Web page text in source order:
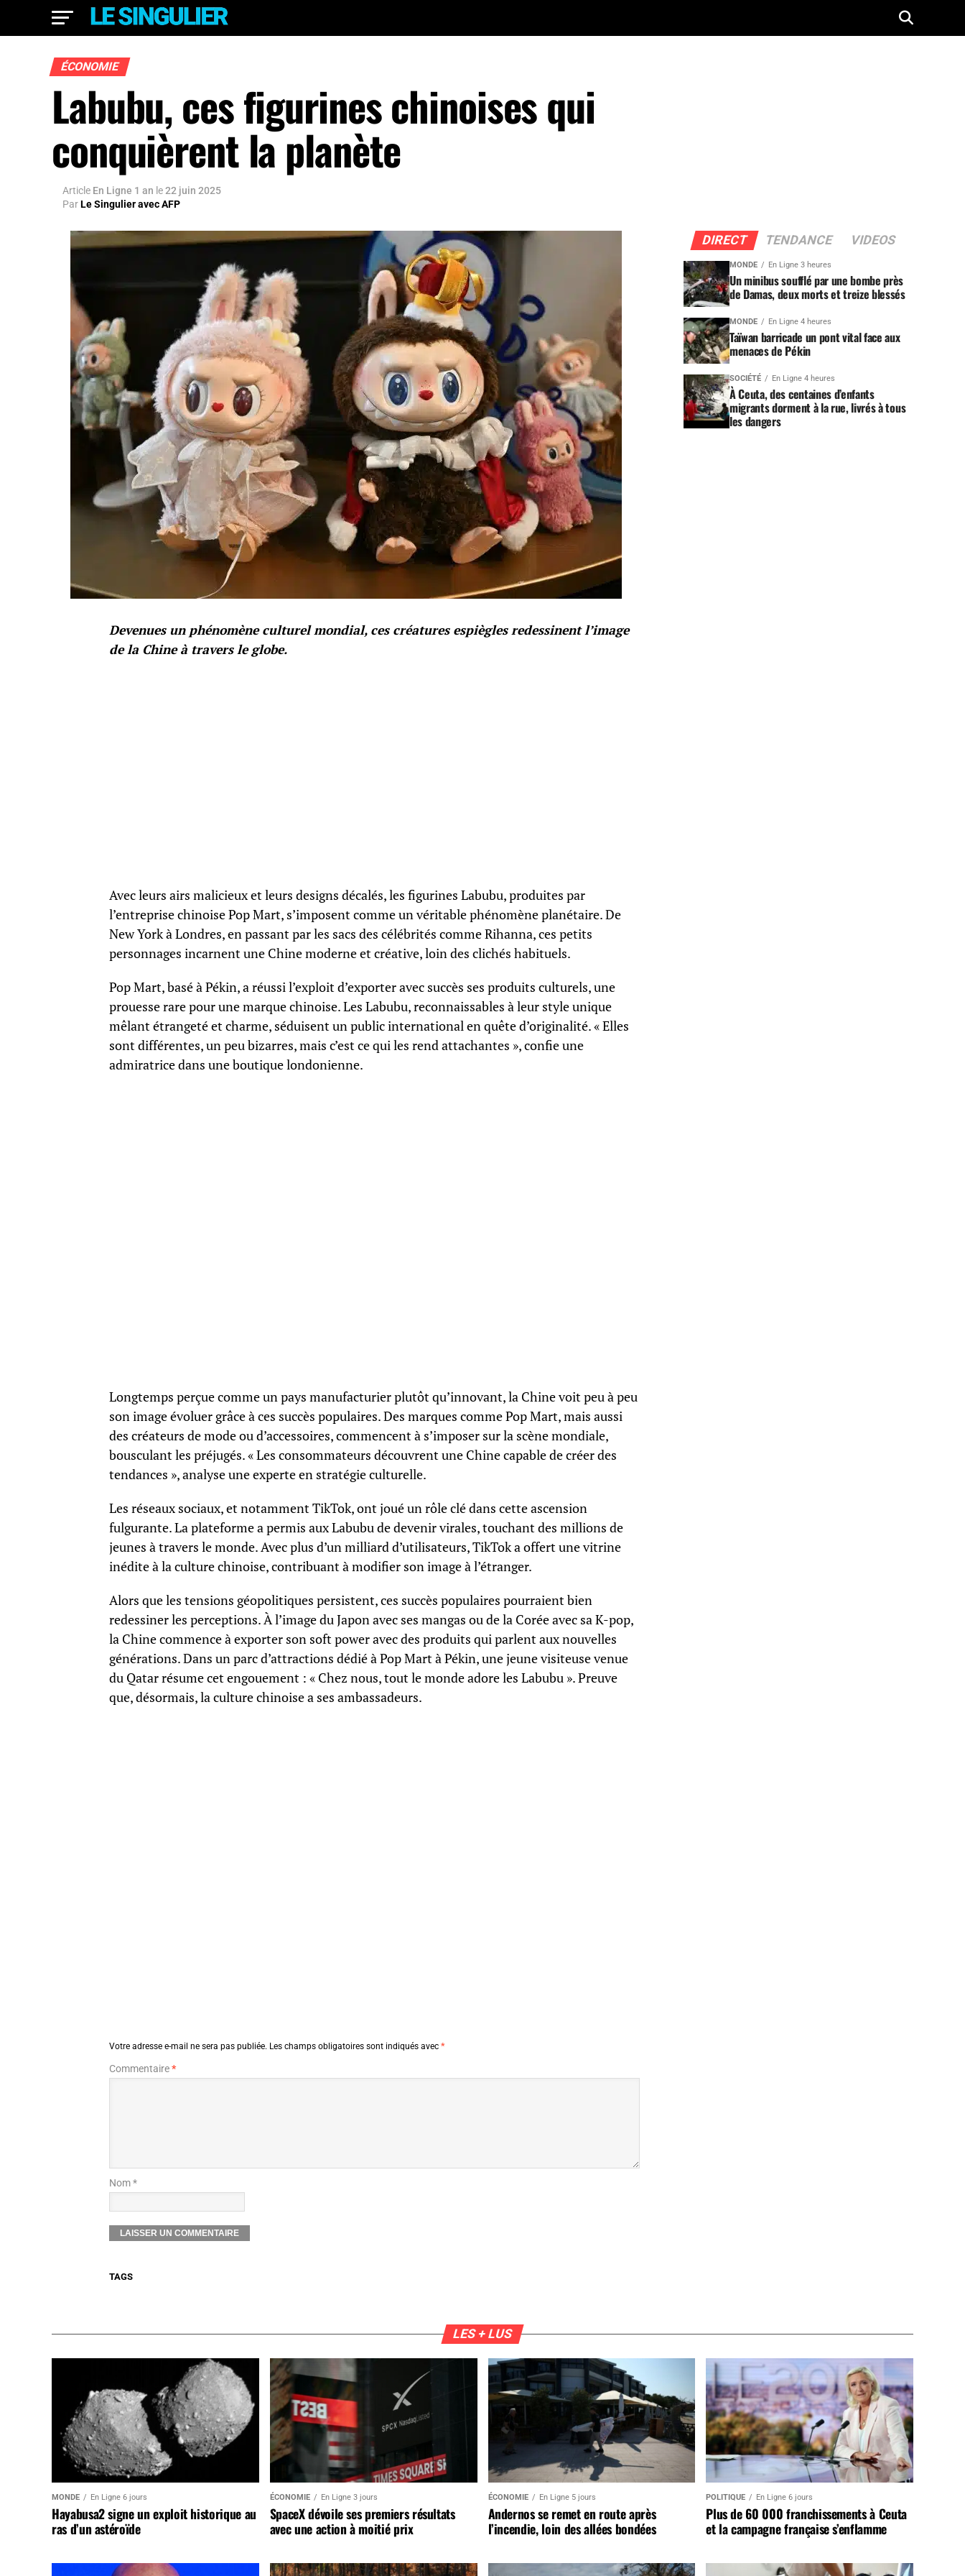
ÉCONOMIE
Labubu, ces figurines chinoises qui
conquièrent la planète
Article En Ligne 1 an le22 juin 2025
ParLe Singulier avec AFP
Devenues un phénomène culturel mondial, ces créatures espiègles redessinent l’image
de la Chine à travers le globe.
Avec leurs airs malicieux et leurs designs décalés, les figurines Labubu, produites par
l’entreprise chinoise Pop Mart, s’imposent comme un véritable phénomène planétaire. De
New York à Londres, en passant par les sacs des célébrités comme Rihanna, ces petits
personnages incarnent une Chine moderne et créative, loin des clichés habituels.
Pop Mart, basé à Pékin, a réussi l’exploit d’exporter avec succès ses produits culturels, une
prouesse rare pour une marque chinoise. Les Labubu, reconnaissables à leur style unique
mêlant étrangeté et charme, séduisent un public international en quête d’originalité. « Elles
sont différentes, un peu bizarres, mais c’est ce qui les rend attachantes », confie une
admiratrice dans une boutique londonienne.
Longtemps perçue comme un pays manufacturier plutôt qu’innovant, la Chine voit peu à peu
son image évoluer grâce à ces succès populaires. Des marques comme Pop Mart, mais aussi
des créateurs de mode ou d’accessoires, commencent à s’imposer sur la scène mondiale,
bousculant les préjugés. « Les consommateurs découvrent une Chine capable de créer des
tendances », analyse une experte en stratégie culturelle.
Les réseaux sociaux, et notamment TikTok, ont joué un rôle clé dans cette ascension
fulgurante. La plateforme a permis aux Labubu de devenir virales, touchant des millions de
jeunes à travers le monde. Avec plus d’un milliard d’utilisateurs, TikTok a offert une vitrine
inédite à la culture chinoise, contribuant à modifier son image à l’étranger.
Alors que les tensions géopolitiques persistent, ces succès populaires pourraient bien
redessiner les perceptions. À l’image du Japon avec ses mangas ou de la Corée avec sa K-pop,
la Chine commence à exporter son soft power avec des produits qui parlent aux nouvelles
générations. Dans un parc d’attractions dédié à Pop Mart à Pékin, une jeune visiteuse venue
du Qatar résume cet engouement : « Chez nous, tout le monde adore les Labubu ». Preuve
que, désormais, la culture chinoise a ses ambassadeurs.
Votre adresse e-mail ne sera pas publiée. Les champs obligatoires sont indiqués avec *
Commentaire*
Nom *
TAGS
DIRECT TENDANCE VIDEOS
MONDE En Ligne 3 heures
Un minibus soufflé par une bombe près
de Damas, deux morts et treize blessés
MONDE En Ligne 4 heures
Taïwan barricade un pont vital face aux
menaces de Pékin
SOCIÉTÉ En Ligne 4 heures
À Ceuta, des centaines d’enfants
migrants dorment à la rue, livrés à tous
les dangers
LES + LUS
MONDE En Ligne 6 jours
Hayabusa2 signe un exploit historique au
ras d’un astéroïde
ÉCONOMIE En Ligne 3 jours
SpaceX dévoile ses premiers résultats
avec une action à moitié prix
ÉCONOMIE En Ligne 5 jours
Andernos se remet en route après
l’incendie, loin des allées bondées
POLITIQUE En Ligne 6 jours
Plus de 60 000 franchissements à Ceuta
et la campagne française s’enflamme